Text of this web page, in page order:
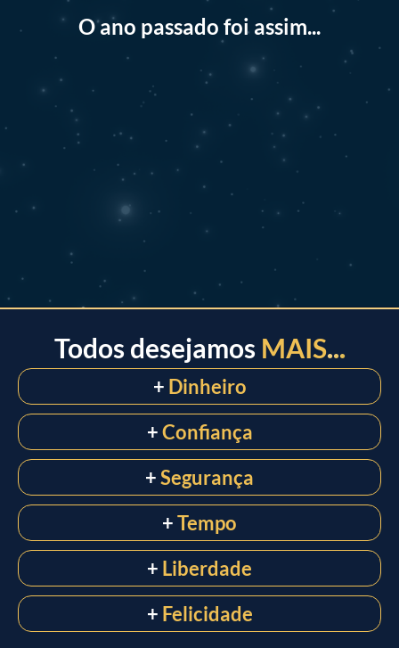
O ano passado foi assim...
Todos desejamos MAIS...
+ Dinheiro
+Confiança
+Segurança
+Tempo
+ Liberdade
+ Felicidade